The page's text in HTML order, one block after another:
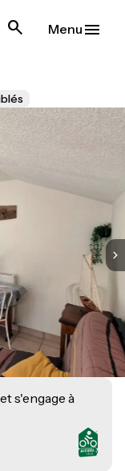
Menu
s'engage à